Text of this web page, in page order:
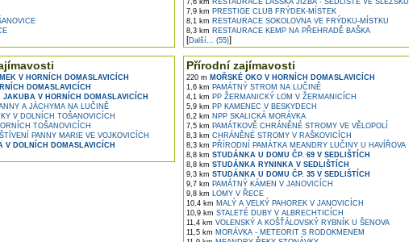
7,6 km RESTAURACE LAŠSKÁ JIZBA - SEDLIŠTĚ VE SLEZSKU
7,9 km PRESTIGE CLUB FRÝDEK-MÍSTEK
8,1 km RESTAURACE SOKOLOVNA VE FRÝDKU-MÍSTKU
8,3 km RESTAURACE KEMP NA PŘEHRADĚ BAŠKA
[Další... (55)]
V HORNÍCH DOMASLAVICÍCH
DOMASLAVICÍCH
JAKUBA V HORNÍCH DOMASLAVICÍCH
A JÁCHYMA NA LUČINĚ
V DOLNÍCH TOŠANOVICÍCH
TOŠANOVICÍCH
PANNY MARIE VE VOJKOVICÍCH
V DOLNÍCH DOMASLAVICÍCH
Přírodní zajímavosti
220 m MOŘSKÉ OKO V HORNÍCH DOMASLAVICÍCH
1,6 km PAMÁTNÝ STROM NA LUČINĚ
4,1 km PP ŽERMANICKÝ LOM V ŽERMANICÍCH
5,9 km PP KAMENEC V BESKYDECH
6,2 km NPP SKALICKÁ MORÁVKA
7,5 km PAMÁTKOVĚ CHRÁNĚNÉ STROMY VE VĚLOPOLÍ
8,3 km CHRÁNĚNÉ STROMY V RAŠKOVICÍCH
8,3 km PŘÍRODNÍ PAMÁTKA MEANDRY LUČINY U HAVÍŘOVA
8,8 km STUDÁNKA U DOMU ČP. 69 V SEDLIŠTÍCH
8,8 km STUDÁNKA RYNINKA V SEDLIŠTÍCH
9,3 km STUDÁNKA U DOMU ČP. 35 V SEDLIŠTÍCH
9,7 km PAMÁTNÝ KÁMEN V JANOVICÍCH
9,8 km LOMY V ŘECE
10,4 km MALÝ A VELKÝ PAHOREK V JANOVICÍCH
10,9 km STALETÉ DUBY V ALBRECHTICÍCH
11,4 km VOLENSKÝ A KOŠŤÁLOVSKÝ RYBNÍK U ŠENOVA
11,5 km MORÁVKA - METEORIT S RODOKMENEM